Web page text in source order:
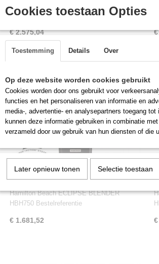
SPILMIXER HMD400
Hamilton Beach DRIEVOUDIGE SPILMIXER
HMD400 Bestelreferentie
€ 2.575,04
BLENDER HBH750
Hamilton Beach ECLIPSE BLENDER
HBH750 Bestelreferentie
€ 1.681,52
Cookies toestaan Opties
Toestemming Details Over
Op deze website worden cookies gebruikt
Cookies worden door ons gebruikt voor
functies en het personaliseren van informatie en
media-, advertentie- en analysepartners toegang
kunnen deze informatie gebruiken in combinatie
verzameld door uw gebruik van hun diensten of die
Later opnieuw tonen Selectie toestaan